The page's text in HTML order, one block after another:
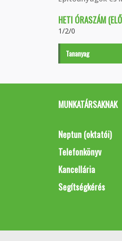
HETI ÓRASZÁM
1/2/0
Tananyag
MUNKATÁRSAKNAK
Neptun (oktatói)
Telefonkönyv
Kancellária
Segítségkérés